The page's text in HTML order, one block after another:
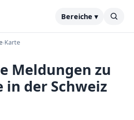
Bereiche ▾
›Karte
Meldungen zu
in der Schweiz